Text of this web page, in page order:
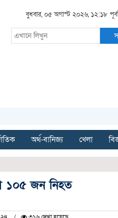
বুধবার, ০৫ অগাস্ট ২০২৬, ১২:১৮
অর্থ-বানিজ্য খেলা
১০৫ জন নিহত